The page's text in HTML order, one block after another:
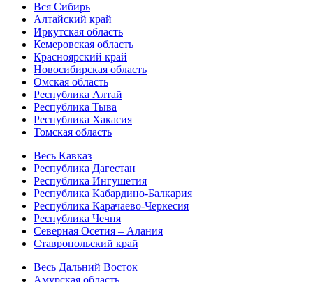
Вся Сибирь
Алтайский край
Иркутская область
Кемеровская область
Красноярский край
Новосибирская область
Омская область
Республика Алтай
Республика Тыва
Республика Хакасия
Томская область
Весь Кавказ
Республика Дагестан
Республика Ингушетия
Республика Кабардино-Балкария
Республика Карачаево-Черкесия
Республика Чечня
Северная Осетия – Алания
Ставропольский край
Весь Дальний Восток
Амурская область